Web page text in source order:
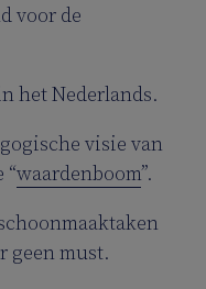
voor de
het Nederlands.
visie van
“waardenboom”.
geen must.